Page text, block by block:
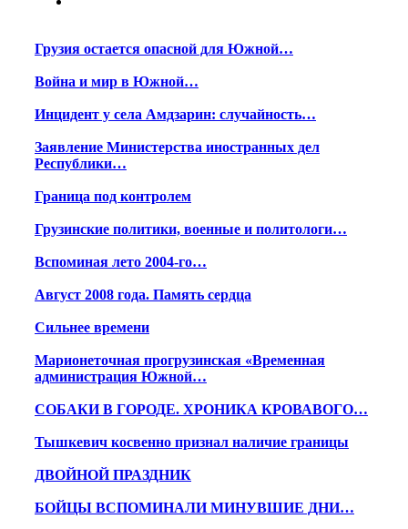
Грузия остается опасной для Южной…
Война и мир в Южной…
Инцидент у села Амдзарин: случайность…
Заявление Министерства иностранных дел
Республики…
Граница под контролем
Грузинские политики, военные и политологи…
Вспоминая лето 2004-го…
Август 2008 года. Память сердца
Сильнее времени
Марионеточная прогрузинская «Временная
администрация Южной…
СОБАКИ В ГОРОДЕ. ХРОНИКА КРОВАВОГО…
Тышкевич косвенно признал наличие границы
ДВОЙНОЙ ПРАЗДНИК
БОЙЦЫ ВСПОМИНАЛИ МИНУВШИЕ ДНИ…